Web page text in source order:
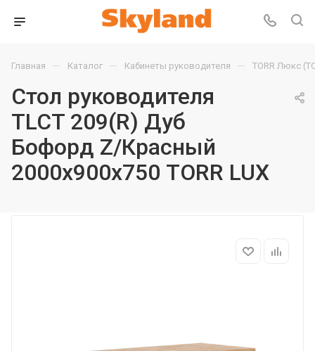
Главная — Каталог — Кабинеты руководителя — TORR Люкс
Стол руководителя
TLCT 209(R) Дуб
Бофорд Z/Красный
2000х900х750 TORR LUX